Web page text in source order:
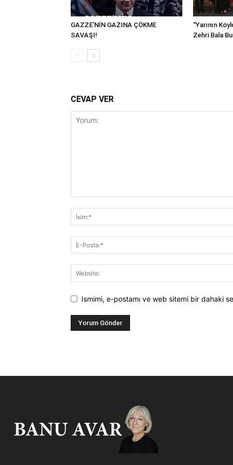
GAZZE’NİN GAZINA ÇÖKME
SAVAŞI!
“Yarının
Zehri Bala
CEVAP VER
Ismimi, e-postamı ve web sitemi bir dahaki